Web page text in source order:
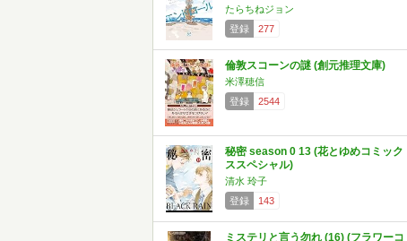
たらちねジョン
登録
277
倫敦スコーンの謎 (創元推理文庫)
米澤穂信
登録
2544
秘密 season 0 13 (花とゆめコミック
ススペシャル)
清水 玲子
登録
143
ミステリと言う勿れ (16) (フラワーコ